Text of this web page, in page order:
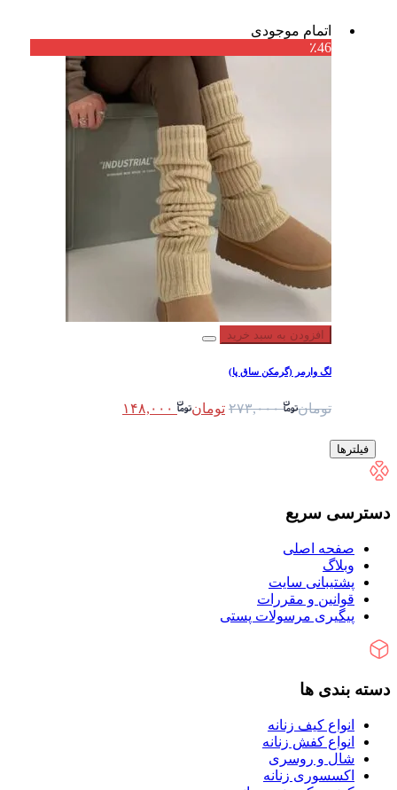
اتمام موجودی
٪46
افزودن به سبد خرید
لگ وارمر (گرمکن ساق پا)
تومان ۲۷۳,۰۰۰ تومان
فیلترها
دسترسی سریع
صفحه اصلی
وبلاگ
پشتیبانی سایت
قوانین و مقررات
پیگیری مرسولات پستی
دسته بندی ها
انواع کیف زنانه
انواع کفش زنانه
شال و روسری
اکسسوری زنانه